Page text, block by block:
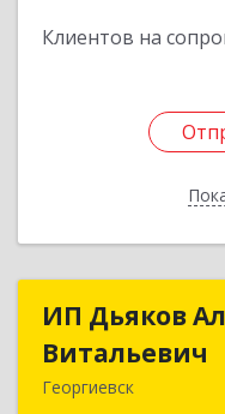
Клиентов на
ИП Дьяков
Витальевич
Георгиевск